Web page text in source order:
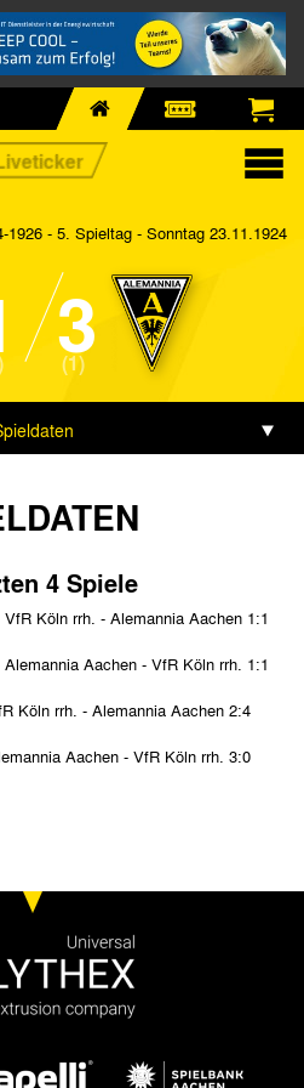
1926 - 5. Spieltag - Sonntag 23.11.1924
3
(1)
4 Spiele
VfR Köln rrh. - Alemannia Aachen 1:1
Alemannia Aachen - VfR Köln rrh. 1:1
Köln rrh. - Alemannia Aachen 2:4
Aachen - VfR Köln rrh. 3:0